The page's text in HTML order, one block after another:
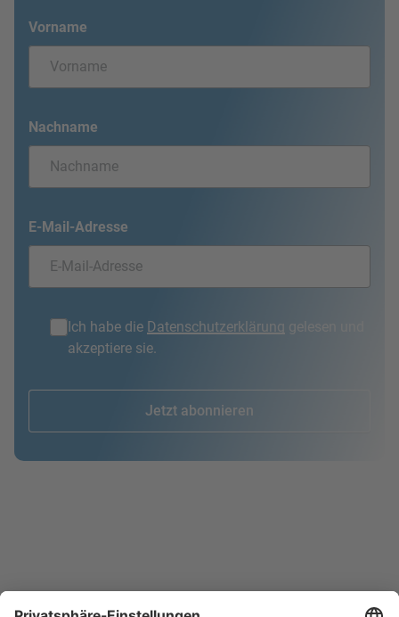
Vorname
Nachname
E-Mail-Adresse
Ich habe die Datenschutzerklärung gelesen und
akzeptiere sie.
Jetzt abonnieren